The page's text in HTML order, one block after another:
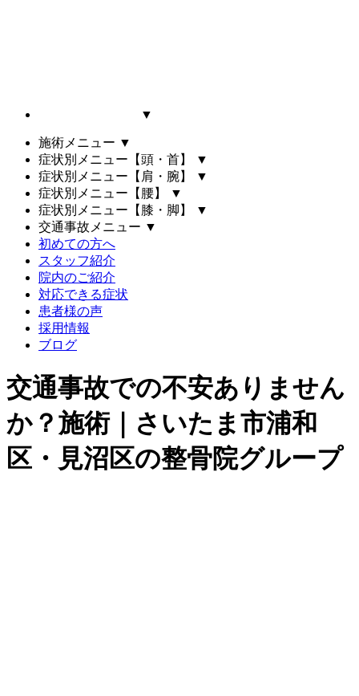
▼
施術メニュー ▼
症状別メニュー【頭・首】
▼
症状別メニュー【肩・腕】
▼
症状別メニュー【腰】
▼
症状別メニュー【膝・脚】
▼
交通事故メニュー ▼
初めての方へ
スタッフ紹介
院内のご紹介
対応できる症状
患者様の声
採用情報
ブログ
交通事故での不安ありません
か？施術｜さいたま市浦和
区・見沼区の整骨院グループ